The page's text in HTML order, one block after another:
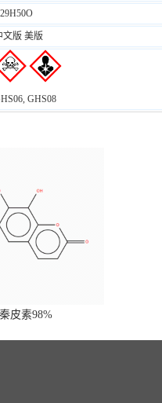
29H50O
文版 美版
GHS08
秦皮素98%